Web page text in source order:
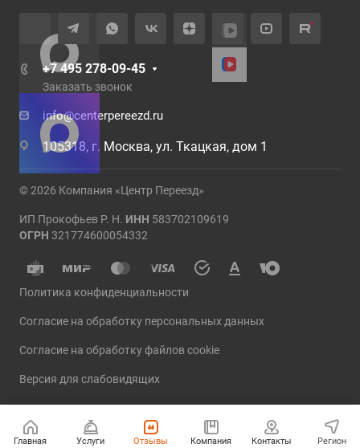
+7 495 278-09-45
Заказать звонок
info@centerpereezd.ru
105318, г. Москва, ул. Ткацкая, дом 1
© 2026 Компания «Центр Переезд»
ИП Прокофьев Р. Н. ИНН 583702109619
ОГРН 321774600054332
Политика конфиденциальности
Согласие на обработку персональных данных
Согласие на обработку файлов cookie
Версия для слабовидящих
Главная Услуги Отзывы Компания Контакты Регион